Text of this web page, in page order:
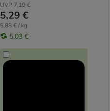
UVP 7,19 €
5,29 €
5,88 € / kg
5,03 €